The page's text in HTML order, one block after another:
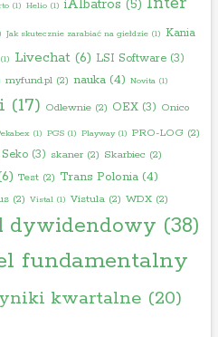
(1) Helio(1) iAlbatros (5)
Jak skutecznie zarabiać na giełdzie(1) Kania
Livechat(6) LSI Software(3)
myfund.pl(2) nauka(4) Novita(1)
(17) Odlewnie(2) OEX(3) Onico
(1) PGS(1) Playway(1) PRO-LOG (2)
Seko(3) skaner(2) Skarbiec (2)
Test(2) Trans Polonia(4)
(2) Vistal(1) Vistula(2) WDX(2)
dywidendowy (38)
fundamentalny
kwartalne (20)